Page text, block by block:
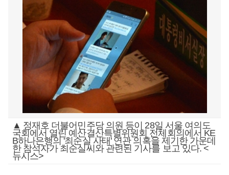
▲ 정재호 더불어민주당 의원 등이 28일 서울 여의도
국회에서 열린 예산결산특별위원회 전체회의에서 KE
B하나은행의 '최순실 사태' 연관 의혹을 제기한 가운데
한 참석자가 최순실씨와 관련된 기사를 보고 있다. <
뉴시스>